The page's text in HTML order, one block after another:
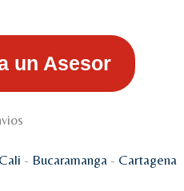
un Asesor
Cali - Bucaramanga - Cartagena